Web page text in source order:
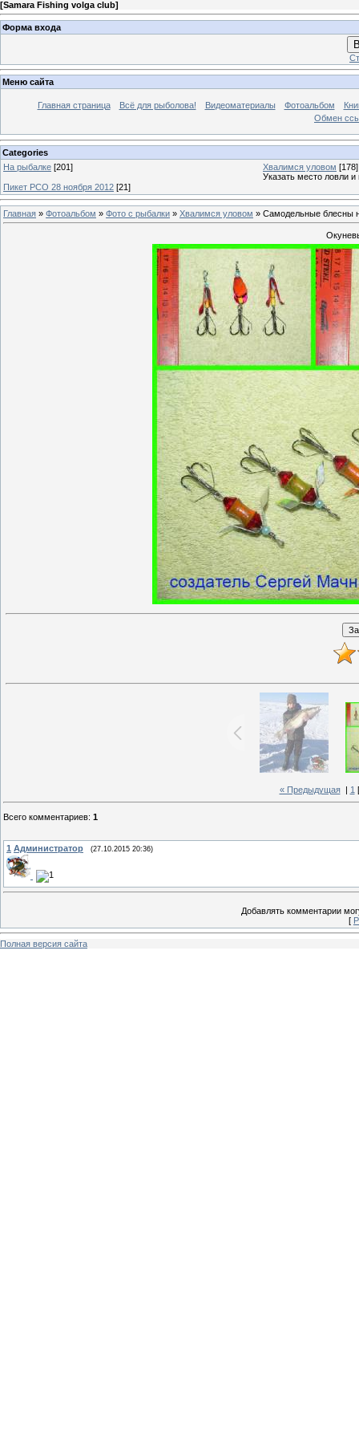
[Samara Fishing volga club]
Форма входа
Меню сайта
Главная страница Всё для рыболова! Видеоматериалы Фотоальбом
Обмен
Categories
На рыбалке [201] Хвалимся уловом [178]
Указать место ловли
Пикет РСО 28 ноября 2012 [21]
Главная » Фотоальбом » Фото с рыбалки » Хвалимся уловом » Самодельные блесны
« Предыдущая| 1 [
Всего комментариев: 1
1 Администратор (27.10.2015 20:36)
Добавлять комментарии
[
Полная версия сайта